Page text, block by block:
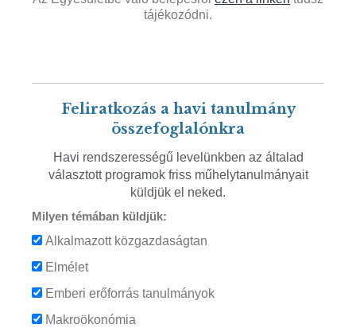
tájékozódni.
Feliratkozás a havi tanulmány
összefoglalónkra
Havi rendszerességű levelünkben az általad
választott programok friss műhelytanulmányait
küldjük el neked.
Milyen témában küldjük:
Alkalmazott közgazdaságtan
Elmélet
Emberi erőforrás tanulmányok
Makroökonómia